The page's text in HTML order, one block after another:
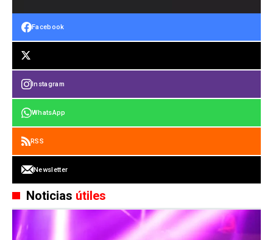
Facebook
Instagram
WhatsApp
RSS
Newsletter
Noticias útiles